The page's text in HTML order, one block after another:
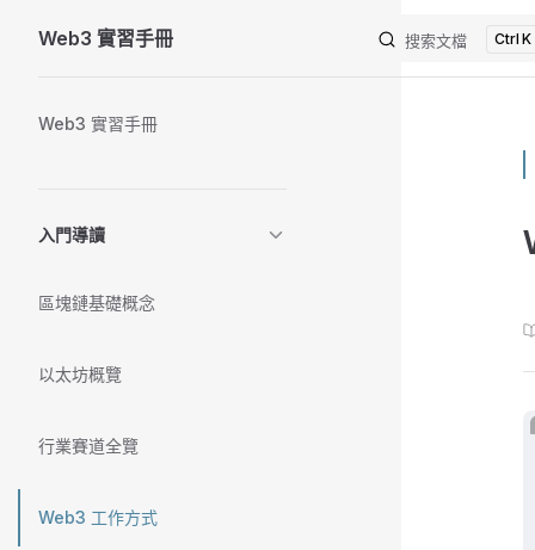
Skip to content
Web3 實習手冊 搜索文檔 K
Web3 實習手冊
入門導讀
區塊鏈基礎概念
以太坊概覽
行業賽道全覽
Web3 工作方式